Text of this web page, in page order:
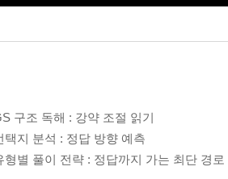
구조 독해 : 강약 조절 읽기
택지 분석 : 정답 방향 예측
형별 풀이 전략 : 정답까지 가는 최단 경로